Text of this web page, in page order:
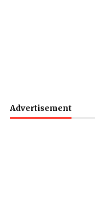
Advertisement